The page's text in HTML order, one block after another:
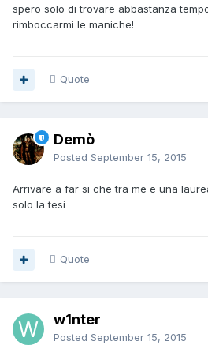
spero solo di trovare abbastanza
rimboccarmi le maniche!
Quote
Demò
Posted September 15, 2015
Arrivare a far si che tra me e una
solo la tesi
Quote
w1nter
Posted September 15, 2015